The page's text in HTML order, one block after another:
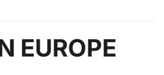
EUROPE